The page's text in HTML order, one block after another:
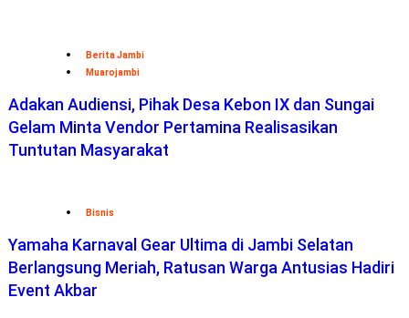
Berita Jambi
Muarojambi
Adakan Audiensi, Pihak Desa Kebon IX dan Sungai
Gelam Minta Vendor Pertamina Realisasikan
Tuntutan Masyarakat
Bisnis
Yamaha Karnaval Gear Ultima di Jambi Selatan
Berlangsung Meriah, Ratusan Warga Antusias Hadiri
Event Akbar